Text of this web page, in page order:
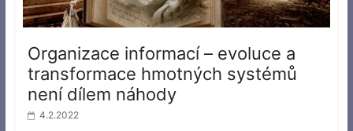
Organizace informací – evoluce a
transformace hmotných systémů
není dílem náhody
4.2.2022